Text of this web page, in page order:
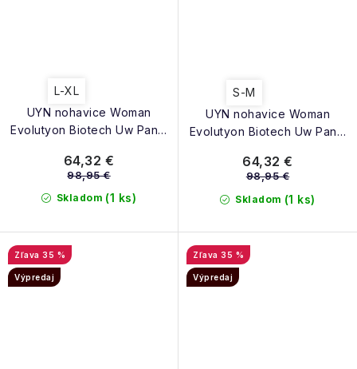
UYN nohavice Woman
Evolutyon Biotech Uw Pants
L-XL
Skladom (1 ks)
64,32 €
98,95 €
UYN nohavice Woman
Evolutyon Biotech Uw Pants
S-M
Skladom (1 ks)
64,32 €
98,95 €
35 %
Výpredaj
35 %
Výpredaj